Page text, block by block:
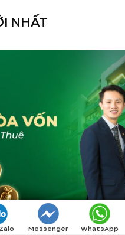
NHẤT
Messenger WhatsApp